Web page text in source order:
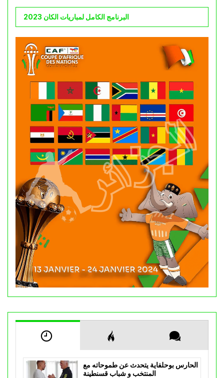
البرنامج الكامل لمباريات الكان 2023
الحارس بوحلفاية يتحدث عن طموحاته مع
المنتخب و شباب قسنطينة